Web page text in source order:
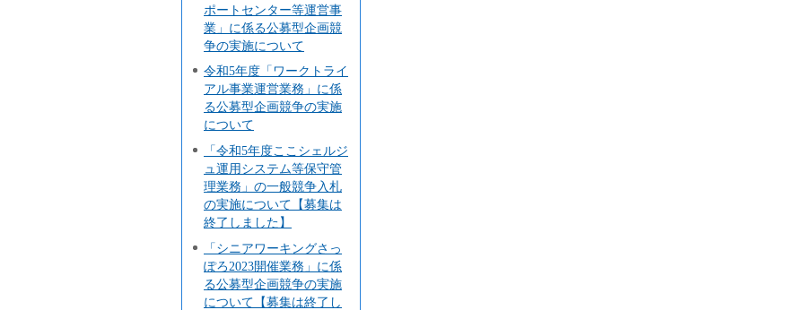
ポートセンター等運営事
業」に係る公募型企画競
争の実施について
令和5年度「ワークトライ
アル事業運営業務」に係
る公募型企画競争の実施
について
「令和5年度ここシェルジ
ュ運用システム等保守管
理業務」の一般競争入札
の実施について【募集は
終了しました】
「シニアワーキングさっ
ぽろ2023開催業務」に係
る公募型企画競争の実施
について【募集は終了し